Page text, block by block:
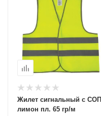
Жилет сигнальный с СОП
лимон пл. 65 гр/м